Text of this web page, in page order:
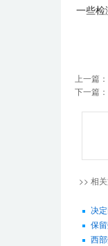
一些
上一篇
下一篇
>> 相
决
保
西